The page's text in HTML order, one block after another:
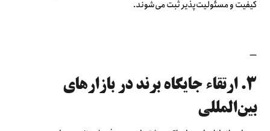
کیفیت و مسئولیت‌پذیر ثبت می‌شوند.
—
۳. ارتقاء جایگاه برند در بازارهای
بین‌المللی